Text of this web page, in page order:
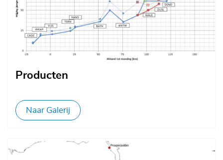
Producten
Naar Galerij
Afbeelding